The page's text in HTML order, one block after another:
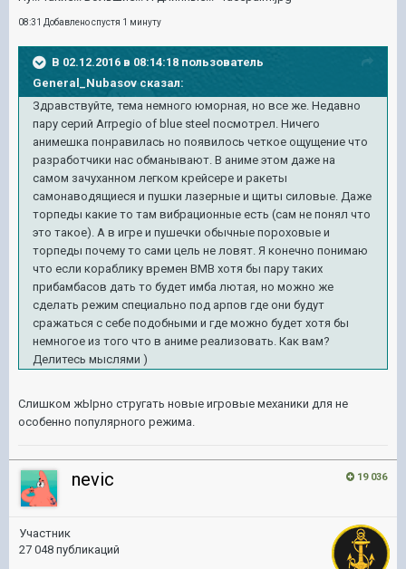
08:31 Добавлено спустя 1 минуту
В 02.12.2016 в 08:14:18 пользователь
General_Nubasov сказал:
Здравствуйте, тема немного юморная, но все же. Недавно
пару серий Arrpegio of blue steel посмотрел. Ничего
анимешка понравилась но появилось четкое ощущение что
разработчики нас обманывают. В аниме этом даже на
самом зачуханном легком крейсере и ракеты
самонаводящиеся и пушки лазерные и щиты силовые. Даже
торпеды какие то там вибрационные есть (сам не понял что
это такое). А в игре и пушечки обычные пороховые и
торпеды почему то сами цель не ловят. Я конечно понимаю
что если кораблику времен ВМВ хотя бы пару таких
прибамбасов дать то будет имба лютая, но можно же
сделать режим специально под арпов где они будут
сражаться с себе подобными и где можно будет хотя бы
немногое из того что в аниме реализовать. Как вам?
Делитесь мыслями )
Слишком жЫрно стругать новые игровые механики для не
особенно популярного режима.
19 036
nevic
Участник
27 048 публикаций